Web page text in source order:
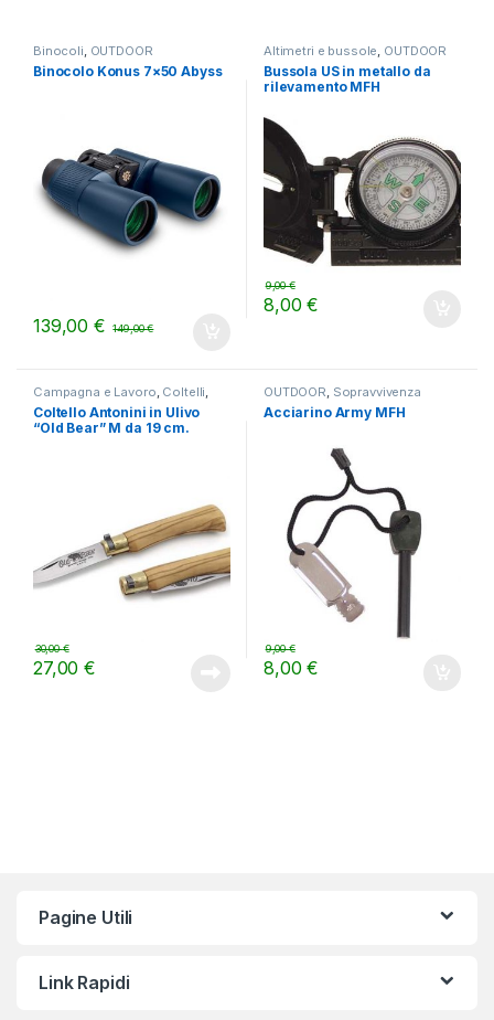
Binocoli, OUTDOOR
Binocolo Konus 7×50 Abyss
139,00€ 149,00€
Altimetri e bussole, OUTDOOR
Bussola US in metallo da
rilevamento MFH
8,00€
9,00€
Campagna e Lavoro, Coltelli,
OUTDOOR
Coltello Antonini in Ulivo
“Old Bear” M da 19 cm.
27,00€
30,00€
OUTDOOR, Sopravvivenza
Acciarino Army MFH
8,00€
9,00€
Pagine Utili
Link Rapidi